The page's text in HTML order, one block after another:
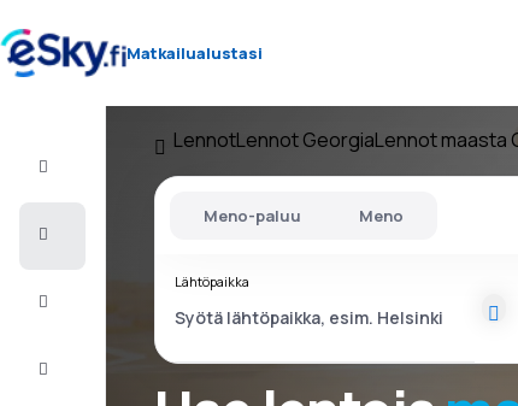
Matkailualustasi
LennotLennot GeorgiaLennot maasta
Meno-paluu Meno
Lähtöpaikka